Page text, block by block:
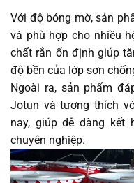
Với độ bóng mờ, sản
và phù hợp cho nhiều
chất rắn ổn định giúp
độ bền của lớp sơn
Ngoài ra, sản phẩm
Jotun và tương thích
nay, giúp dễ dàng kết
chuyên nghiệp.